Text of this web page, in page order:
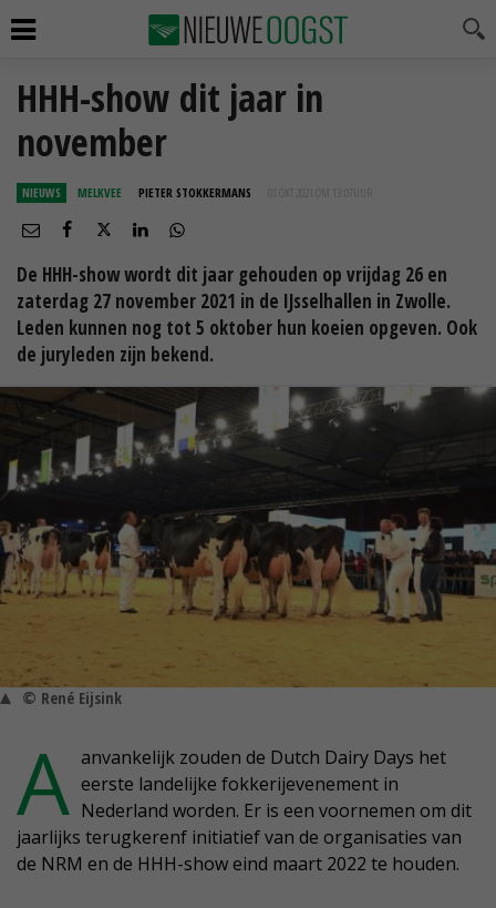
HHH-show dit jaar in
november
NIEUWS MELKVEE PIETER STOKKERMANS 01 OKT 2021 OM 13:07
De HHH-show wordt dit jaar gehouden op vrijdag 26 en
zaterdag 27 november 2021 in de IJsselhallen in Zwolle.
Leden kunnen nog tot 5 oktober hun koeien opgeven. Ook
de juryleden zijn bekend.
© René Eijsink
A anvankelijk zouden de Dutch Dairy Days het
eerste landelijke fokkerijevenement in
Nederland worden. Er is een voornemen om dit
jaarlijks terugkerenf initiatief van de organisaties van
de NRM en de HHH-show eind maart 2022 te houden.